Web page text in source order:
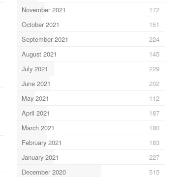
November 2021
172
October 2021
151
September 2021
224
August 2021
145
July 2021
229
June 2021
202
May 2021
112
April 2021
187
March 2021
180
February 2021
183
January 2021
227
December 2020
515